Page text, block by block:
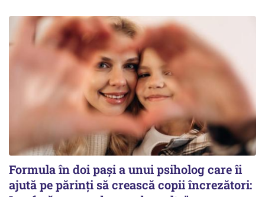
Formula în doi pași a unui psiholog care îi
ajută pe părinți să crească copii încrezători: